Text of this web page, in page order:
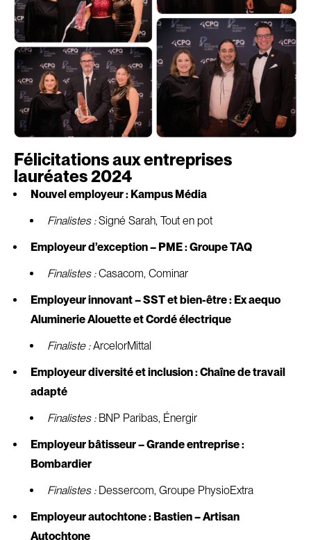
Félicitations aux entreprises
lauréates 2024
Nouvel employeur : Kampus Média
Finalistes :Signé Sarah, Tout en pot
Employeur d’exception – PME : Groupe TAQ
Finalistes :Casacom, Cominar
Employeur innovant – SST et bien-être : Ex aequo
Aluminerie Alouette et Cordé électrique
Finaliste :ArcelorMittal
Employeur diversité et inclusion : Chaîne de travail
adapté
Finalistes : BNP Paribas, Énergir
Employeur bâtisseur – Grande entreprise :
Bombardier
Finalistes : Dessercom, Groupe PhysioExtra
Employeur autochtone : Bastien – Artisan
Autochtone